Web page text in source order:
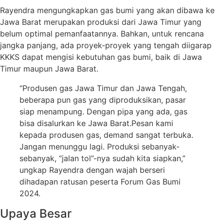
Rayendra mengungkapkan gas bumi yang akan dibawa ke
Jawa Barat merupakan produksi dari Jawa Timur yang
belum optimal pemanfaatannya. Bahkan, untuk rencana
jangka panjang, ada proyek-proyek yang tengah diigarap
KKKS dapat mengisi kebutuhan gas bumi, baik di Jawa
Timur maupun Jawa Barat.
“Produsen gas Jawa Timur dan Jawa Tengah,
beberapa pun gas yang diproduksikan, pasar
siap menampung. Dengan pipa yang ada, gas
bisa disalurkan ke Jawa Barat.Pesan kami
kepada produsen gas, demand sangat terbuka.
Jangan menunggu lagi. Produksi sebanyak-
sebanyak, “jalan tol”-nya sudah kita siapkan,”
ungkap Rayendra dengan wajah berseri
dihadapan ratusan peserta Forum Gas Bumi
2024.
Upaya Besar